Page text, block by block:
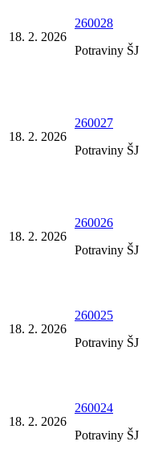
18. 2. 2026
260028
Potraviny ŠJ
18. 2. 2026
260027
Potraviny ŠJ
18. 2. 2026
260026
Potraviny ŠJ
18. 2. 2026
260025
Potraviny ŠJ
18. 2. 2026
260024
Potraviny ŠJ